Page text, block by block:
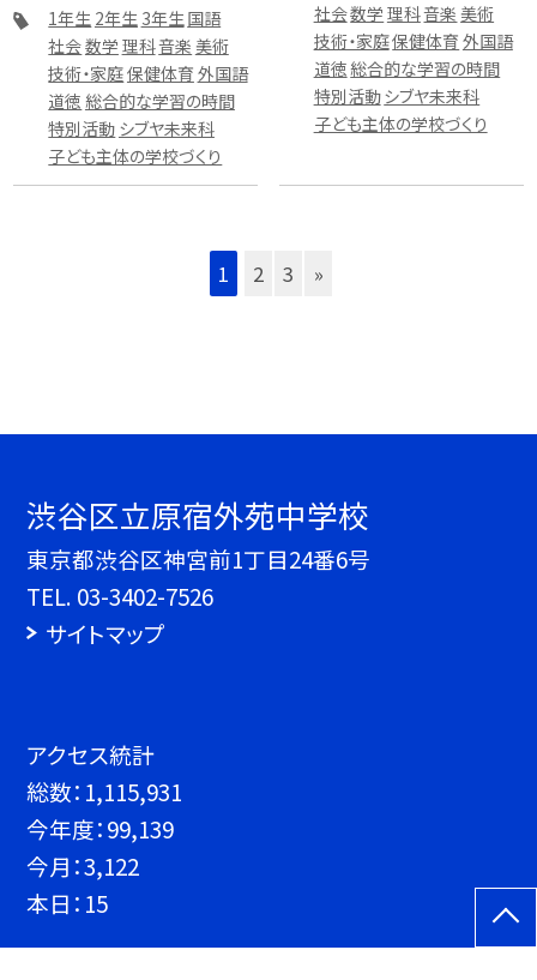
1年生 2年生 3年生国語
社会数学 理科音楽 美術
技術・家庭保健体育 外国語
道徳 総合的な学習の時間
特別活動 シブヤ未来科
子ども主体の学校づくり
社会数学 理科音楽 美術
技術・家庭保健体育 外国語
道徳総合的な学習の時間
特別活動シブヤ未来科
子ども主体の学校づくり
1 2 3 »
渋谷区立原宿外苑中学校
東京都渋谷区神宮前1丁目24番6号
TEL. 03-3402-7526
サイトマップ
アクセス統計
総数： 1,115,931
今年度：99,139
今月：3,122
本日： 15